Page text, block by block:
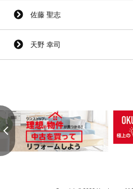
佐藤 聖志
天野 幸司